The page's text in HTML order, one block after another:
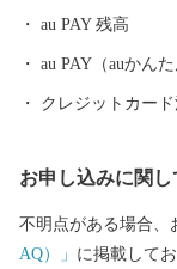
町が朗らかで元気
べ、よく笑い、人
au PAY 残高
au PAY（auかん
クレジットカード
お申し込みに関し
不明点がある場合、
AQ）」 に掲載して